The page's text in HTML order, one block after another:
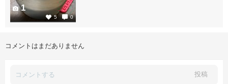
5 0
1
コメントはまだありません
投稿